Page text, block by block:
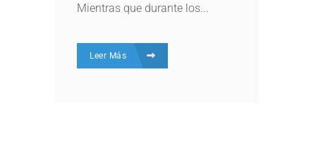
Mientras que durante los...
Leer Más